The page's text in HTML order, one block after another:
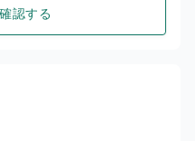
認する